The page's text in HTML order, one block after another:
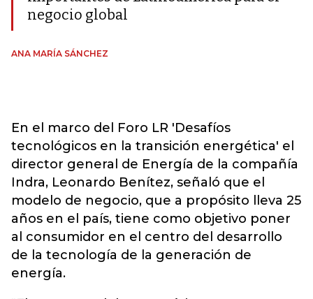
negocio global
ANA MARÍA SÁNCHEZ
En el marco del Foro LR 'Desafíos
tecnológicos en la transición energética' el
director general de Energía de la compañía
Indra, Leonardo Benítez, señaló que el
modelo de negocio, que a propósito lleva 25
años en el país, tiene como objetivo poner
al consumidor en el centro del desarrollo
de la tecnología de la generación de
energía.